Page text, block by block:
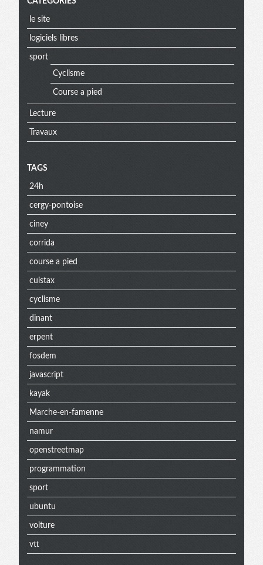
le site
logiciels libres
sport
Cyclisme
Course a pied
Lecture
Travaux
TAGS
24h
cergy-pontoise
ciney
corrida
course a pied
cuistax
cyclisme
dinant
erpent
fosdem
javascript
kayak
Marche-en-famenne
namur
openstreetmap
programmation
sport
ubuntu
voiture
vtt